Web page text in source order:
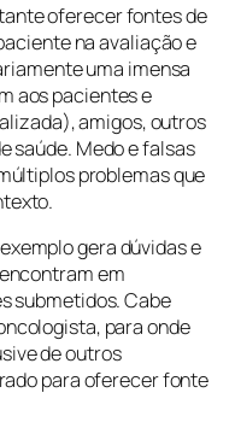
oferecer fontes de
na avaliação e
uma imensa
aos pacientes e
amigos, outros
saúde. Medo e falsas
problemas que
gera dúvidas e
em
submetidos. Cabe
para onde
de outros
para oferecer fonte